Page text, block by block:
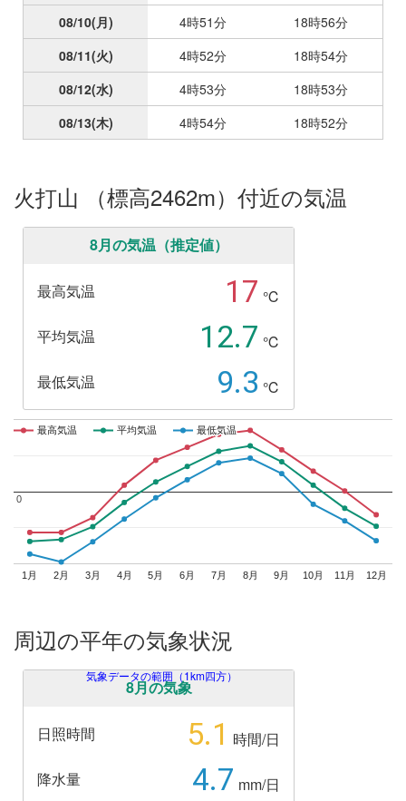
08/10(月) 4時51分
18時56分
08/11(火) 4時52分
18時54分
08/12(水) 4時53分
18時53分
08/13(木) 4時54分 18時52分
火打山 （標高2462m）付近の気温
8月の気温（推定値）
最高気温 17 ℃
平均気温
12.7 ℃
最低気温
9.3 ℃
1月 2月 3月 4月 5月 6月 7月 8月 9月 10月 11月 12月
0
0
最高気温
最高気温 平均気温
平均気温 最低気温
最低気温
周辺の平年の気象状況
8月の気象
日照時間 5.1 時間/日
降水量
4.7 mm/日
気象データの範囲（1km四方）